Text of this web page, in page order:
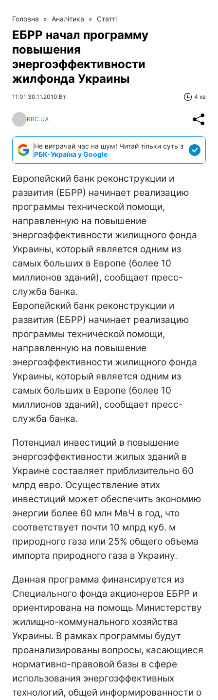
Головна » Аналітика » Статті
ЕБРР начал программу
повышения
энергоэффективности
жилфонда Украины
11:01 30.11.2010 Вт 4 хв
RBC.UA
Не витрачай час на шум! Читай тільки суть з
РБК-Україна у Google
Европейский банк реконструкции и
развития (ЕБРР) начинает реализацию
программы технической помощи,
направленную на повышение
энергоэффективности жилищного фонда
Украины, который является одним из
самых больших в Европе (более 10
миллионов зданий), сообщает пресс-
служба банка.
Европейский банк реконструкции и
развития (ЕБРР) начинает реализацию
программы технической помощи,
направленную на повышение
энергоэффективности жилищного фонда
Украины, который является одним из
самых больших в Европе (более 10
миллионов зданий), сообщает пресс-
служба банка.
Потенциал инвестиций в повышение
энергоэффективности жилых зданий в
Украине составляет приблизительно 60
млрд евро. Осуществление этих
инвестиций может обеспечить экономию
энергии более 60 млн МвЧ в год, что
соответствует почти 10 млрд куб. м
природного газа или 25% общего объема
импорта природного газа в Украину.
Данная программа финансируется из
Специального фонда акционеров ЕБРР и
ориентирована на помощь Министерству
жилищно-коммунального хозяйства
Украины. В рамках программы будут
проанализированы вопросы, касающиеся
нормативно-правовой базы в сфере
использования энергоэффективных
технологий, общей информированности о